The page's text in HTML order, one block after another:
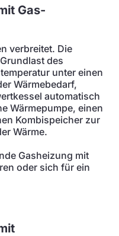
Gas-
verbreitet. Die
des
unter einen
Wärmebedarf,
automatisch
Wärmepumpe, einen
Kombispeicher zur
Wärme.
Gasheizung mit
oder sich für ein